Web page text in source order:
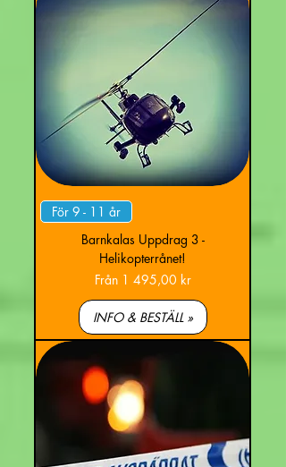
För 9 - 11 år
Barnkalas Uppdrag 3 -
Helikopterrånet!
Från 1 495,00 kr
Reapris
INFO & BESTÄLL »